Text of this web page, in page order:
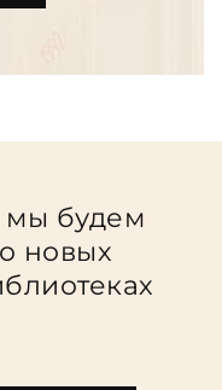
мы будем
новых